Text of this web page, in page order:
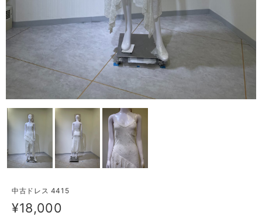
中古ドレス 4415
¥18,000